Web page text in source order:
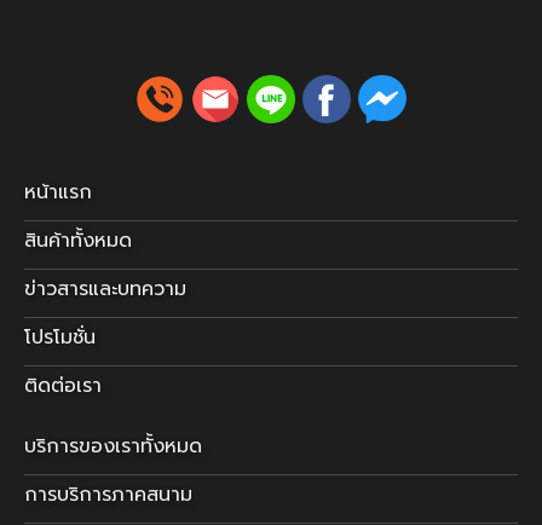
หน้าแรก
สินค้าทั้งหมด
ข่าวสารและบทความ
โปรโมชั่น
ติดต่อเรา
บริการของเราทั้งหมด
การบริการภาคสนาม